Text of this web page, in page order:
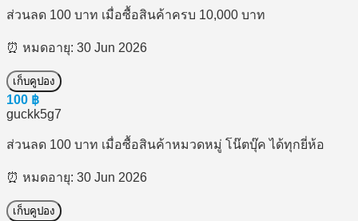
ส่วนลด 100 บาท เมื่อซื้อสินค้าครบ 10,000 บาท
⏰ หมดอายุ: 30 Jun 2026
เก็บคูปอง
100 ฿
guckk5g7
ส่วนลด 100 บาท เมื่อซื้อสินค้าหมวดหมู่ โน๊ตบุ๊ค ได้ทุกยี่ห้อ
⏰ หมดอายุ: 30 Jun 2026
เก็บคูปอง